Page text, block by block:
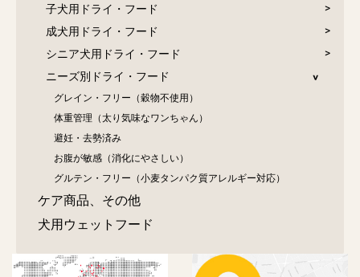
子犬用ドライ・フード
成犬用ドライ・フード
シニア犬用ドライ・フード
ニーズ別ドライ・フード
グレイン・フリー（穀物不使用）
体重管理（太り気味なワンちゃん）
避妊・去勢済み
お腹が敏感（消化にやさしい）
グルテン・フリー（小麦タンパク質アレルギー対応）
ケア商品、その他
犬用ウェットフード